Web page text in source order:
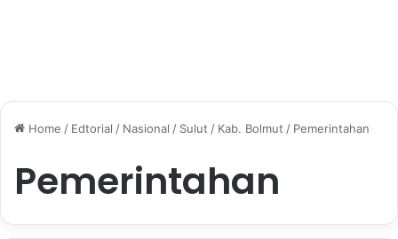
Home / Edtorial / Nasional / Sulut / Kab. Bolmut / Pemerintahan
Pemerintahan